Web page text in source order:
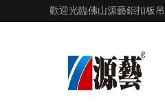
歡迎光臨佛山源藝鋁扣板吊